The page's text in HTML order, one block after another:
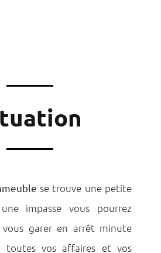
se trouve une petite
impasse vous pourrez
vous garer en arrêt minute
toutes vos affaires et vos